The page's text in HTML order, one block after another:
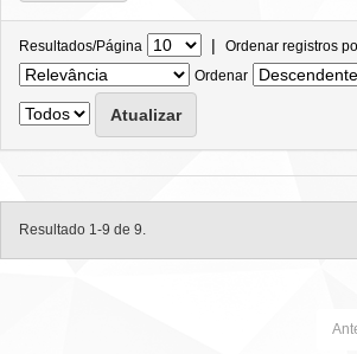
Resultados/Página | Ordenar registros
Ordenar
Resultado 1-9 de 9.